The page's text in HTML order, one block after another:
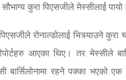
कुरा पिएसजीले मेस्सीलाई
रोनाल्डोलाई भित्र्याउने
आएका थिए। तर मेस्सीले
बार्सिलोनामा रहने पक्का भएको एक